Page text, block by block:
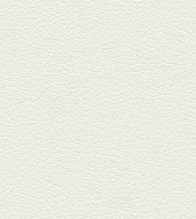
「銀し...
2025年7月4日放送
生姜香る鮭とイクラの土
鍋ご飯 など
銀杏中通りにこの春オープンし
た「創作ダイニング真」へ。暑
い夏...
2025年6月13日放送
ﾊﾓの季節野菜あんかけ＆
どんぐりﾎﾟｰｸ西京焼き
西銀座通り、若き和の料理人の
名店「旬味こさか」で夏の味を
堪能...
2025年5月23日放送